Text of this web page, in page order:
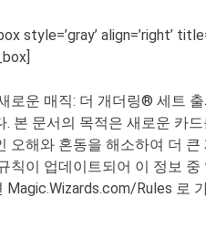
style=’gray’ align=’right’
로운 매직: 더 개더링® 세트
. 본 문서의 목적은 새로운 카
오해와 혼동을 해소하여 더
칙이 업데이트되어 이 정보
Magic.Wizards.com/Rules 로